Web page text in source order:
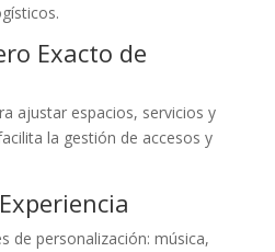
Exacto de
ajustar espacios, servicios y
la gestión de accesos y
de personalización: música,